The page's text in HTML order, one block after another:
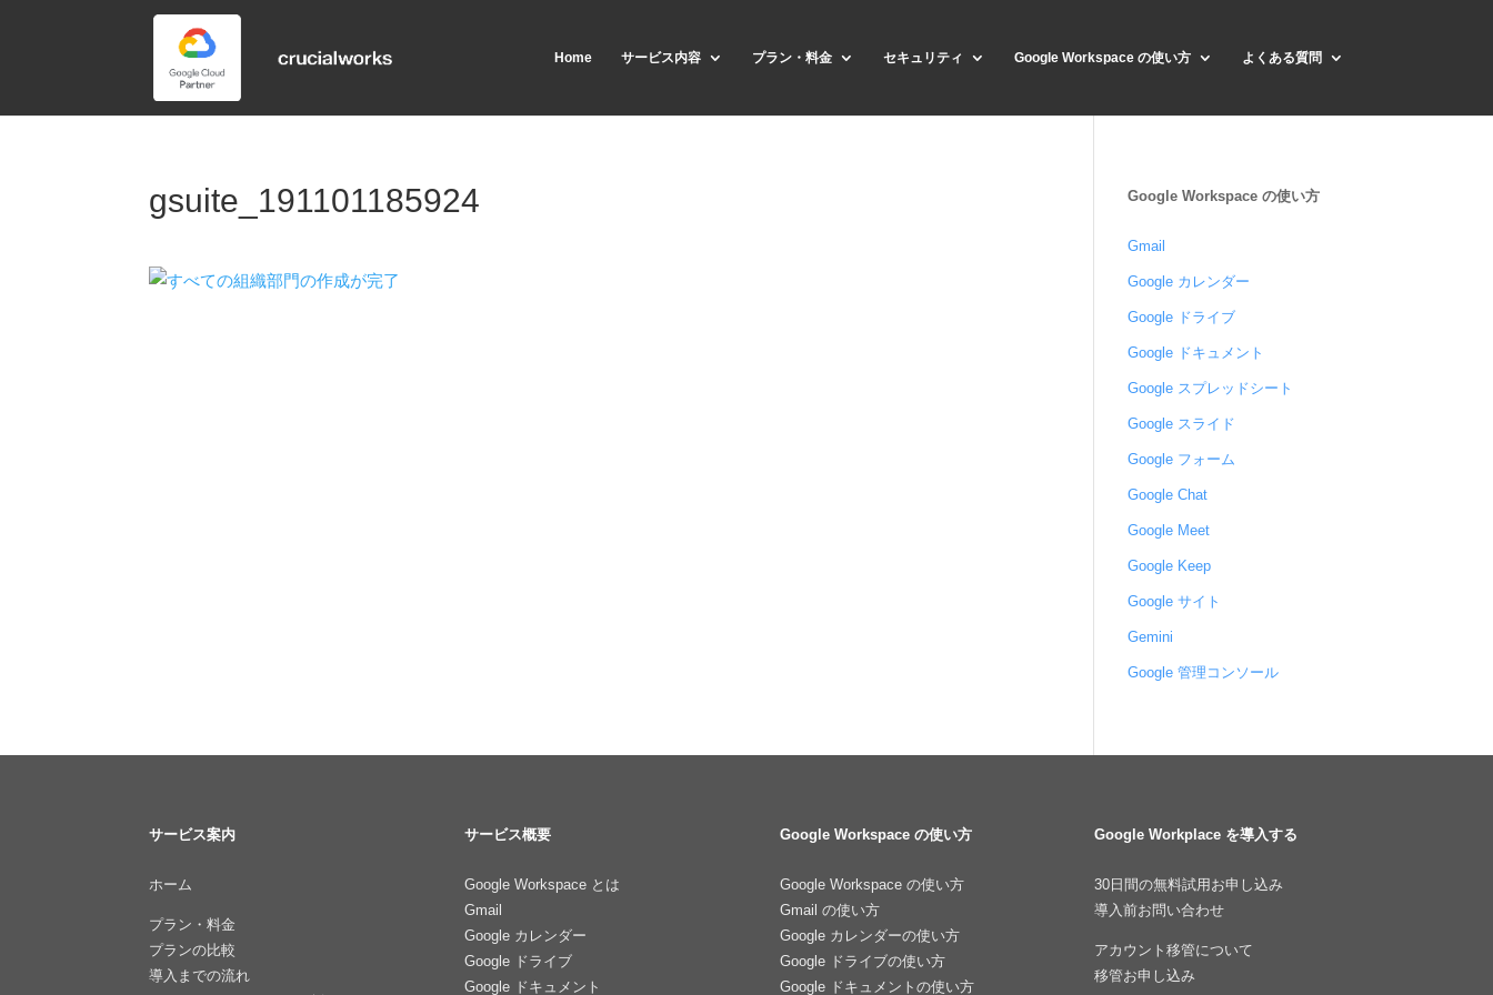
Home サービス内容 プラン・料金 セキュリティ Google Workspace の使い方 よくある質問
gsuite_191101185924 Google Workspace の使い方
Gmail
Google カレンダー
Google ドライブ
Google ドキュメント
Google スプレッドシート
Google スライド
Google フォーム
Google Chat
Google Meet
Google Keep
Google サイト
Gemini
Google 管理コンソール
サービス案内
ホーム
プラン・料金
プランの比較
導入までの流れ
サービス概要
Google Workspace とは
Gmail
Google カレンダー
Google ドライブ
Google ドキュメント
Google Workspace の使い方
Google Workspace の使い方
Gmail の使い方
Google カレンダーの使い方
Google ドライブの使い方
Google ドキュメントの使い方
Google Workplace を導入する
30日間の無料試用お申し込み
導入前お問い合わせ
アカウント移管について
移管お申し込み